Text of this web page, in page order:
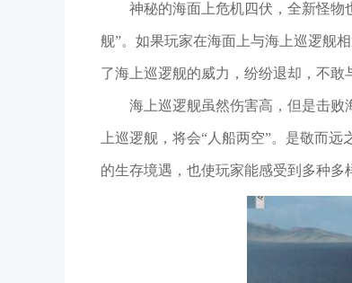
神秘的海面上危机四伏，全新怪物
舰”。如果玩家在海面上与海上巡逻舰
了海上巡逻舰的威力，纷纷退却，不敢
海上巡逻舰虽然伤害高，但是击
上巡逻舰，将会“人船两空”。是敬而
的生存境遇，也使玩家能感受到多种多